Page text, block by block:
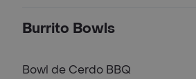
Burrito Bowls
Bowl de Cerdo BBQ